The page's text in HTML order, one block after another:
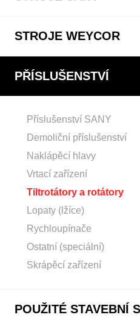
STROJE WEYCOR
PŘÍSLUŠENSTVÍ
Příslušenství SANY
Demoliční příslušenství
Naklápěcí hlavy
Vrtací zařízení
Tiltrotátory a rotátory
Lopaty (lžíce)
Rychloupínače
Ostatní (speciální)
Skrápěcí zařízení
POUŽITÉ STAVEBNÍ